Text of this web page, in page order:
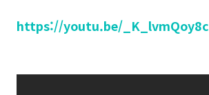
https://youtu.be/_K_lvmQoy8c